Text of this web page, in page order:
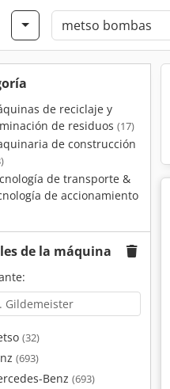
de reciclaje y
de residuos (17)
de construcción
de transporte &
de accionamiento
de la máquina
(32)
(693)
Benz (693)